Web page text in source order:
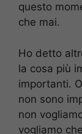
questo
che mai.
Ho detto
la cosa più
importanti.
non sono
non
vogliamo